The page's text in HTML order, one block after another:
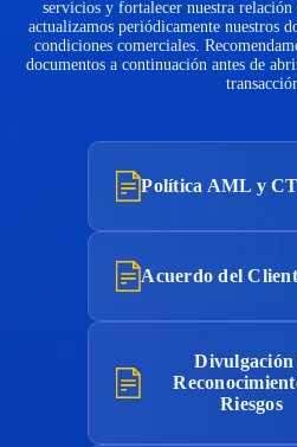
servicios y fortalecer nuestra
actualizamos periódicamente nuestros
condiciones comerciales.
documentos a continuación antes de
Política AML y
Acuerdo del
Divulgación
Riesgos